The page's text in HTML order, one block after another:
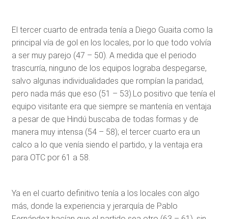
El tercer cuarto de entrada tenía a Diego Guaita como la
principal vía de gol en los locales, por lo que todo volvía
a ser muy parejo (47 – 50). A medida que el periodo
trascurría, ninguno de los equipos lograba despegarse,
salvo algunas individualidades que rompían la paridad,
pero nada más que eso (51 – 53).Lo positivo que tenía el
equipo visitante era que siempre se mantenía en ventaja
a pesar de que Hindú buscaba de todas formas y de
manera muy intensa (54 – 58); el tercer cuarto era un
calco a lo que venía siendo el partido, y la ventaja era
para OTC por 61 a 58.
Ya en el cuarto definitivo tenía a los locales con algo
más, donde la experiencia y jerarquía de Pablo